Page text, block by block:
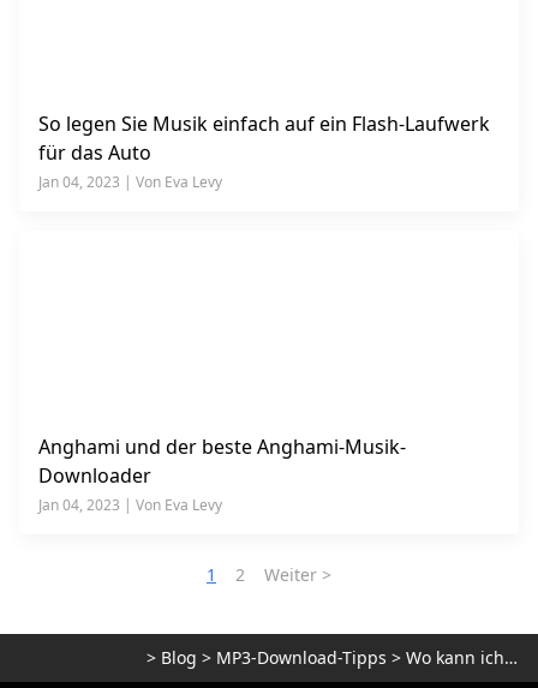
So legen Sie Musik einfach auf ein Flash-Laufwerk
für das Auto
Jan 04, 2023 | Von Eva Levy
Anghami und der beste Anghami-Musik-
Downloader
Jan 04, 2023 | Von Eva Levy
1 2 Weiter >
> Blog > MP3-Download-Tipps > Wo kann ich Musik herunterladen?